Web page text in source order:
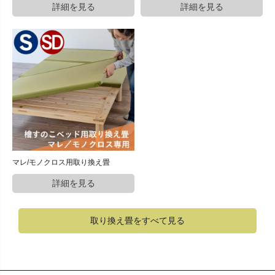
マレ/モノクロス用取り換え畳
取り換え畳をすべて見る